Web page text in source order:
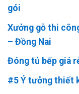
gói
Xưởng gỗ thi
– Đồng Nai
Đóng tủ bếp giá
#5 Ý tưởng thiết